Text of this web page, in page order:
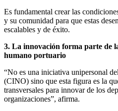
Es fundamental crear las
y su comunidad para que estas
escalables y de éxito.
3. La innovación forma parte de
humano portuario
“No es una iniciativa unipersonal
(CINO) sino que esta figura es la
transversales para innovar de los
organizaciones”, afirma.